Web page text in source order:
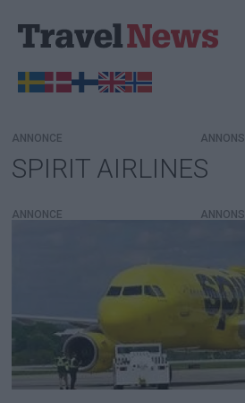
Tag:
spirit
ANNONCE
SPIRIT AIRLINES
ANNONCE